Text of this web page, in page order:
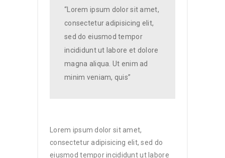
“Lorem ipsum dolor sit amet,
consectetur adipisicing elit,
sed do eiusmod tempor
incididunt ut labore et dolore
magna aliqua. Ut enim ad
minim veniam, quis”
Lorem ipsum dolor sit amet,
consectetur adipisicing elit, sed do
eiusmod tempor incididunt ut labore